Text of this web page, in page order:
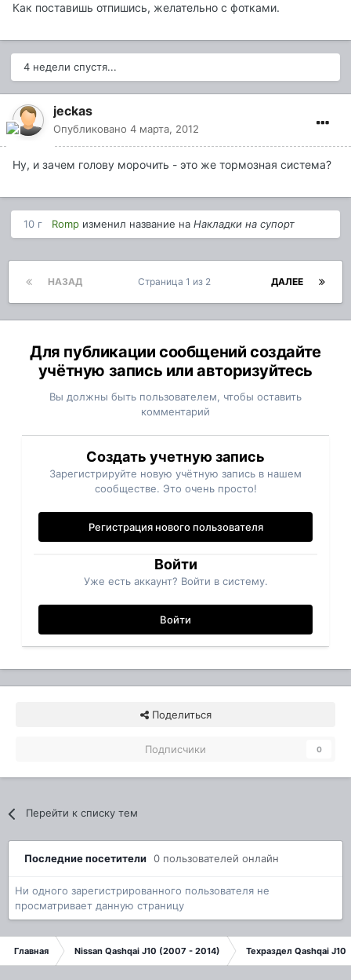
Как поставишь отпишись, желательно с фотками.
4 недели спустя...
jeckas
Опубликовано 4 марта, 2012
Ну, и зачем голову морочить - это же тормозная система?
10 г Romp изменил название на Накладки на супорт
НАЗАД ДАЛЕЕ
Страница 1 из 2
Для публикации сообщений создайте
учётную запись или авторизуйтесь
Вы должны быть пользователем, чтобы оставить
комментарий
Создать учетную запись
Зарегистрируйте новую учётную запись в нашем
сообществе. Это очень просто!
Регистрация нового пользователя
Войти
Уже есть аккаунт? Войти в систему.
Войти
Поделиться
Подписчики 0
Перейти к списку тем
Последние посетители 0 пользователей онлайн
Ни одного зарегистрированного пользователя не
просматривает данную страницу
Главная Nissan Qashqai J10 (2007 - 2014) Техраздел Qashqai J10